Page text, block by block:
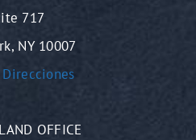
717
NY 10007
Direcciones
OFFICE